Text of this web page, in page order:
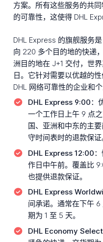
方案。所有这些服务的共
的可靠性，这使得 DHL
DHL Express 的旗舰服务
向 220 多个目的地的快递
洲目的地在 J+1 交付，世
日。它针对需要以优越的
DHL 网络可靠性的企业和个
DHL Express 9:00：
一个工作日上午 9 点
国、亚洲和中东的主
守时间表时的退款保证
DHL Express 12:00：
作日中午前。覆盖比
也提供退款保证。
DHL Express
间承诺。通常在下午
期为 1 至 5 天。
DHL Economy Select